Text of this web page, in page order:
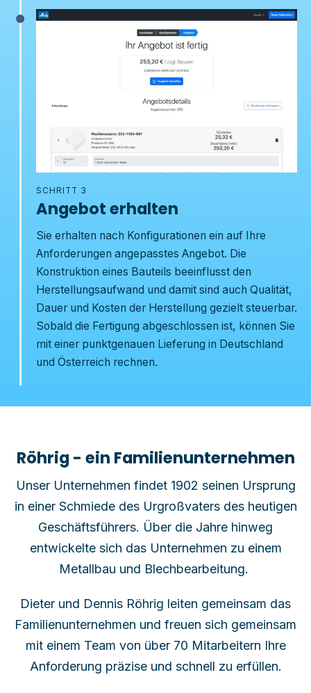
SCHRITT 3
Angebot erhalten
Sie erhalten nach Konfigurationen ein auf Ihre
Anforderungen angepasstes Angebot. Die
Konstruktion eines Bauteils beeinflusst den
Herstellungsaufwand und damit sind auch Qualität,
Dauer und Kosten der Herstellung gezielt steuerbar.
Sobald die Fertigung abgeschlossen ist, können Sie
mit einer punktgenauen Lieferung in Deutschland
und Österreich rechnen.
Röhrig - ein Familienunternehmen
Unser Unternehmen findet 1902 seinen Ursprung
in einer Schmiede des Urgroßvaters des heutigen
Geschäftsführers. Über die Jahre hinweg
entwickelte sich das Unternehmen zu einem
Metallbau und Blechbearbeitung.
Dieter und Dennis Röhrig leiten gemeinsam das
Familienunternehmen und freuen sich gemeinsam
mit einem Team von über 70 Mitarbeitern Ihre
Anforderung präzise und schnell zu erfüllen.